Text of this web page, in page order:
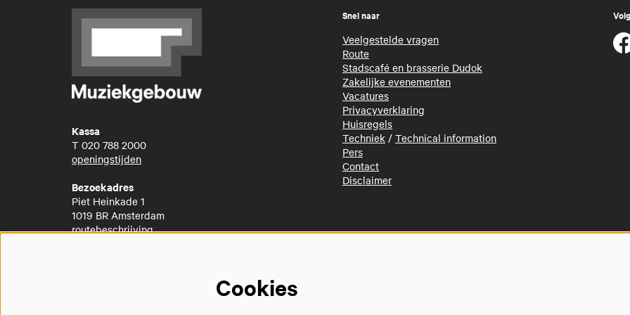
Kassa
T 020 788 2000
openingstijden
Bezoekadres
Piet Heinkade 1
1019 BR Amsterdam
routebeschrijving
Snel naar
Veelgestelde vragen
Route
Stadscafé en brasserie Dudok
Zakelijke evenementen
Vacatures
Privacyverklaring
Huisregels
Techniek / Technical information
Pers
Contact
Disclaimer
Cookies